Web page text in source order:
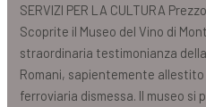
SERVIZI PER LA CULTURA
Scoprite il Museo del Vino di
straordinaria testimonianza
Romani, sapientemente
ferroviaria dismessa. Il museo si